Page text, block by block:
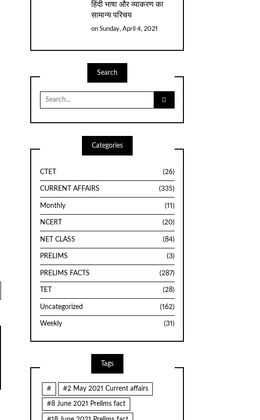
हिंदी भाषा और व्याकरण का
सामान्य परिचय
on Sunday, April 4, 2021
Search
Search
for:
Categories
CTET (26)
CURRENT AFFAIRS (335)
Monthly (11)
NCERT (20)
NET CLASS (84)
PRELIMS (3)
PRELIMS FACTS (287)
TET (28)
Uncategorized (162)
Weekly (31)
Tags
# #2 May 2021 Current affairs
#8 June 2021 Prelims fact